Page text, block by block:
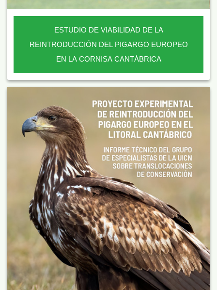
ESTUDIO DE VIABILIDAD DE LA
REINTRODUCCIÓN DEL PIGARGO EUROPEO
EN LA CORNISA CANTÁBRICA